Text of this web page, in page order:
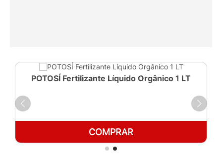
POTOSÍ Fertilizante Líquido Orgânico 1 LT
COMPRAR